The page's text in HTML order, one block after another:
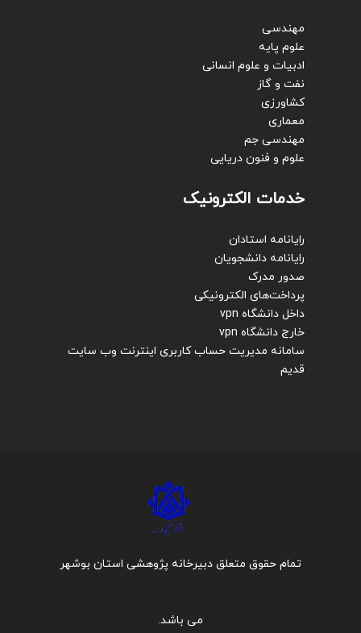
مهندسی
علوم پایه
ادبیات و علوم انسانی
نفت و گاز
کشاورزی
معماری
مهندسی جم
علوم و فنون دریایی
خدمات الکترونیک
رایانامه استادان
رایانامه دانشجویان
صدور مدرک
پرداخت‌های الکترونیکی
داخل دانشگاه vpn
خارج دانشگاه vpn
سامانه مدیریت حساب کاربری اینترنت وب سایت
قدیم
تمام حقوق متعلق دبیرخانه پژوهشی استان بوشهر
می باشد.